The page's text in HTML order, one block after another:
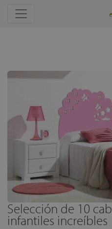
Selección de 10
infantiles increíbles